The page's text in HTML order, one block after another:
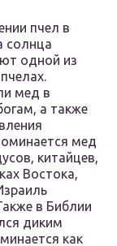
пчел в
солнца
одной из
мед в
а также
мед
китайцев,
Востока,
в Библии
диким
как